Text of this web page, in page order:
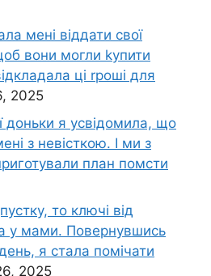
мені віддати свої
вони могли kупити
ці rроші для
2025
доньки я усвідомила, що
з невісткою. І ми з
план помсти
то ключі від
у мами. Повернувшись
я стала помічати
2025